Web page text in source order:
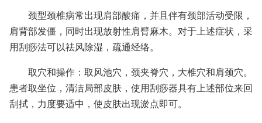
颈型颈椎病常出现肩部酸痛，并且伴有颈部活动受限，
肩背部发僵，同时出现放射性肩臂麻木。对于上述症状，采
用刮痧法可以祛风除湿，疏通经络。
取穴和操作：取风池穴，颈夹脊穴，大椎穴和肩颈穴。
患者取坐位，清洁局部皮肤，使用刮痧器具有上述部位来回
刮拭，力度要适中，使皮肤出现淤点即可。